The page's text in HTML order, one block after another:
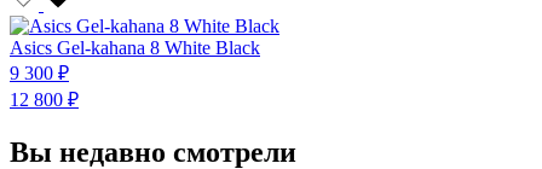
Asics Gel-kahana 8 White Black
9 300 ₽
12 800 ₽
Вы недавно смотрели